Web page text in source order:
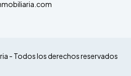
- Todos los derechos reservados